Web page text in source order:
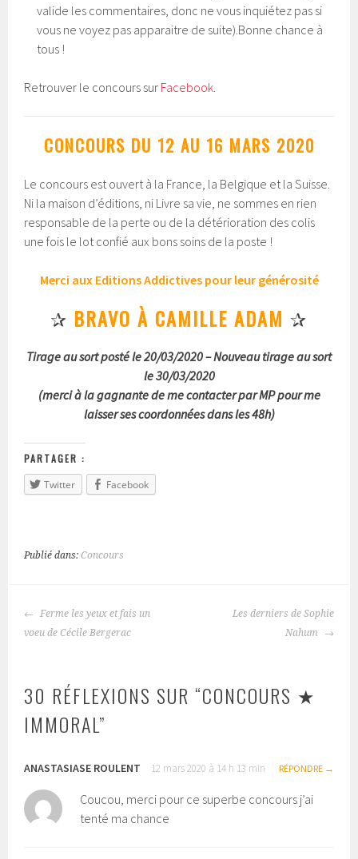
valide les commentaires, donc ne vous inquiétez pas si
vous ne voyez pas apparaitre de suite).Bonne chance à
tous !
Retrouver le concours sur Facebook
CONCOURS DU 12 AU 16 MARS 2020
Le concours est ouvert à la France, la Belgique et la Suisse.
Ni la maison d’éditions, ni Livre sa vie, ne sommes en rien
responsable de la perte ou de la détérioration des colis
une fois le lot confié aux bons soins de la poste !
Merci aux Editions Addictives pour leur générosité
✰ BRAVO À CAMILLE ADAM ✰
Tirage au sort posté le 20/03/2020 – Nouveau tirage au sort
le 30/03/2020
(merci à la gagnante de me contacter par MP pour me
laisser ses coordonnées dans les 48h)
PARTAGER :
Twitter
Facebook
Publié dans:Concours
NAVIGATION
Ferme les yeux et fais un
voeu de Cécile Bergerac
Les derniers de Sophie
Nahum
30 RÉFLEXIONS SUR “CONCOURS ★
IMMORAL”
ANASTASIASE ROULENT 12 mars 2020 à 14 h 13 min RÉPONDRE
Coucou, merci pour ce superbe concours j’ai
tenté ma chance